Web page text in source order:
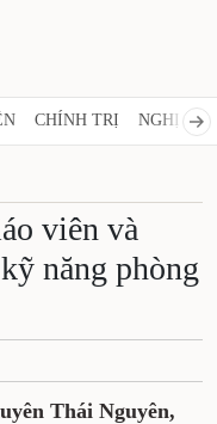
CHÍNH TRỊ NGHỊ
viên và
năng phòng
Thái Nguyên,